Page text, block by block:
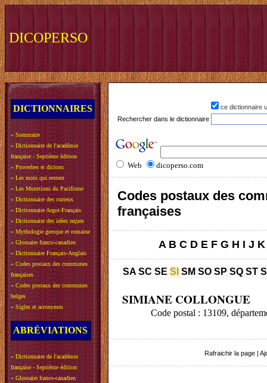
DICOPERSO
DICTIONNAIRES
» Sommaire
» Dictionnaire de l'académie
française - Septième édition
» Proverbes et dictons
» Les mots qui restent
» Les Munitions du Pacifisme
» Dictionnaire des curieux
» Dictionnaire Argot-Français
» Dictionnaire des idées reçues
» Mythologie grecque et romaine
» Glossaire franco-canadien
» Dictionnaire Français-Anglais
» Codes postaux des communes
françaises
» Codes postaux des communes
belges
» Sigles et acronymes
ABRÉVIATIONS
» Dictionnaire de l'académie
française - Septième édition
» Glossaire franco-canadien
ce dictionnaire
Rechercher dans le dictionnaire
Web dicoperso.com
Codes postaux des
françaises
A B C D E F G H I J K
SA SC SE SI SM SO SP SQ ST
SIMIANE COLLONGUE
Code postal : 13109,
Rafraichir la page